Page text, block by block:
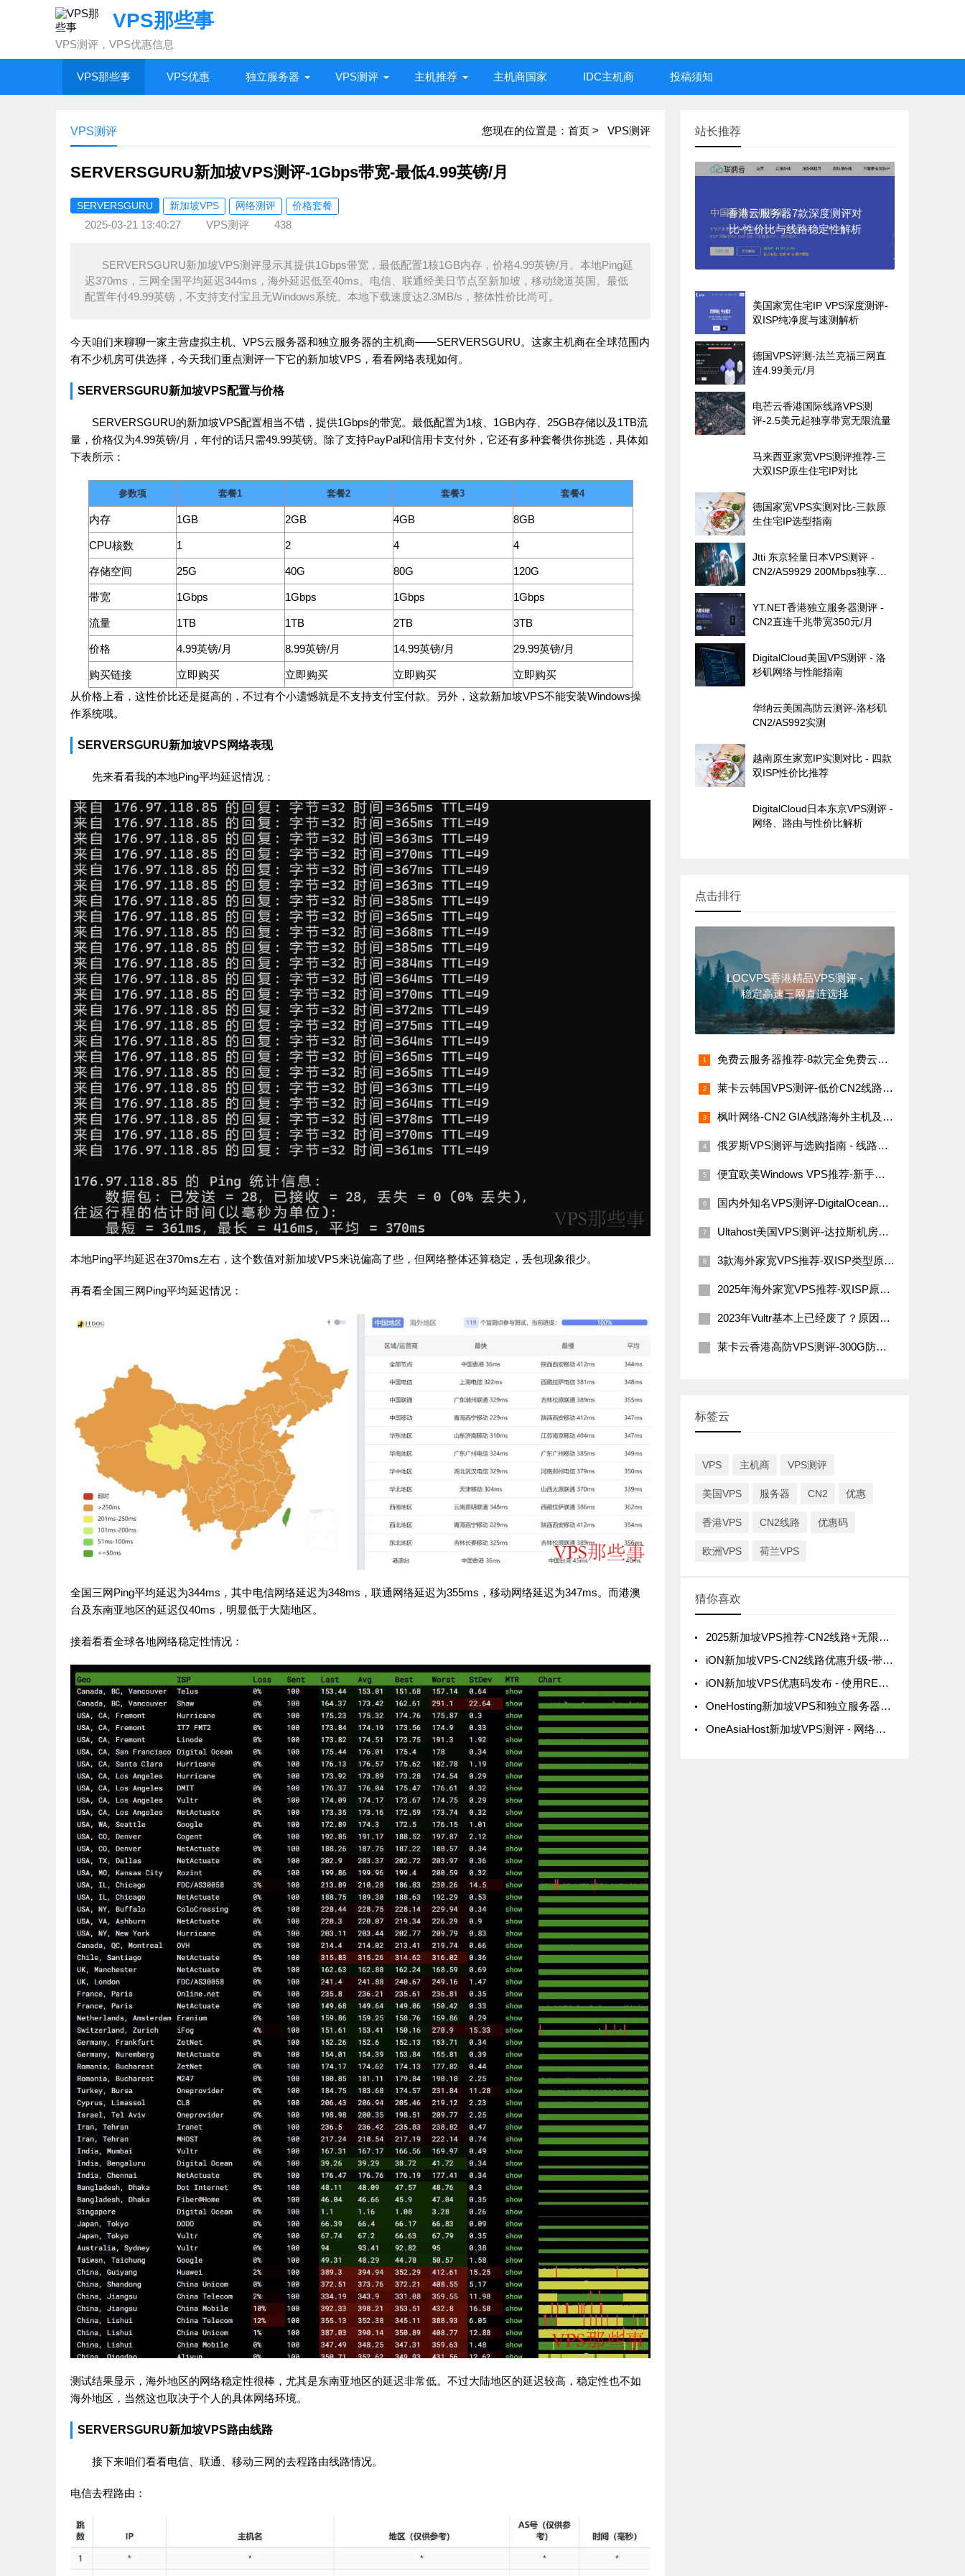
VPS那些事
VPS测评，VPS优惠信息
VPS那些事 VPS优惠 独立服务器 VPS测评 主机推荐 主机商国家 IDC主机商 投稿须知
您现在的位置是： 首页 > VPS测评
VPS测评
SERVERSGURU新加坡VPS测评-1Gbps带宽-最低4.99英镑/月
SERVERSGURU 新加坡VPS 网络测评 价格套餐
2025-03-21 13:40:27 VPS测评 438
SERVERSGURU新加坡VPS测评显示其提供1Gbps带宽，最低配置1核1GB内存，价格4.99英镑/月。本地Ping延
迟370ms，三网全国平均延迟344ms，海外延迟低至40ms。电信、联通经美日节点至新加坡，移动绕道英国。最低
配置年付49.99英镑，不支持支付宝且无Windows系统。本地下载速度达2.3MB/s，整体性价比尚可。
今天咱们来聊聊一家主营虚拟主机、VPS云服务器和独立服务器的主机商——SERVERSGURU。这家主机商在全球范围内
有不少机房可供选择，今天我们重点测评一下它的新加坡VPS，看看网络表现如何。
SERVERSGURU新加坡VPS配置与价格
SERVERSGURU的新加坡VPS配置相当不错，提供1Gbps的带宽。最低配置为1核、1GB内存、25GB存储以及1TB流
量，价格仅为4.99英镑/月，年付的话只需49.99英镑。除了支持PayPal和信用卡支付外，它还有多种套餐供你挑选，具体如
下表所示：
参数项 套餐1 套餐2 套餐3 套餐4
内存 1GB 2GB 4GB 8GB
CPU核数 1 2 4 4
存储空间 25G 40G 80G 120G
带宽 1Gbps 1Gbps 1Gbps 1Gbps
流量 1TB 1TB 2TB 3TB
价格 4.99英镑/月 8.99英镑/月 14.99英镑/月 29.99英镑/月
购买链接 立即购买 立即购买 立即购买
立即购买
从价格上看，这性价比还是挺高的，不过有个小遗憾就是不支持支付宝付款。另外，这款新加坡VPS不能安装Windows操
作系统哦。
SERVERSGURU新加坡VPS网络表现
先来看看我的本地Ping平均延迟情况：
本地Ping平均延迟在370ms左右，这个数值对新加坡VPS来说偏高了些，但网络整体还算稳定，丢包现象很少。
再看看全国三网Ping平均延迟情况：
全国三网Ping平均延迟为344ms，其中电信网络延迟为348ms，联通网络延迟为355ms，移动网络延迟为347ms。而港澳
台及东南亚地区的延迟仅40ms，明显低于大陆地区。
接着看看全球各地网络稳定性情况：
测试结果显示，海外地区的网络稳定性很棒，尤其是东南亚地区的延迟非常低。不过大陆地区的延迟较高，稳定性也不如
海外地区，当然这也取决于个人的具体网络环境。
SERVERSGURU新加坡VPS路由线路
接下来咱们看看电信、联通、移动三网的去程路由线路情况。
电信去程路由：
站长推荐
香港云服务器7款深度测评对
比-性价比与线路稳定性解析
美国家宽住宅IP VPS深度测评-
双ISP纯净度与速测解析
德国VPS评测-法兰克福三网直
连4.99美元/月
电芒云香港国际线路VPS测
评-2.5美元起独享带宽无限流量
马来西亚家宽VPS测评推荐-三
大双ISP原生住宅IP对比
德国家宽VPS实测对比-三款原
生住宅IP选型指南
Jtti 东京轻量日本VPS测评 -
CN2/AS9929 200Mbps独享带
YT.NET香港独立服务器测评 -
CN2直连千兆带宽350元/月
DigitalCloud美国VPS测评 - 洛
杉矶网络与性能指南
华纳云美国高防云测评-洛杉矶
CN2/AS992实测
越南原生家宽IP实测对比 - 四款
双ISP性价比推荐
DigitalCloud日本东京VPS测评 -
网络、路由与性价比解析
点击排行
LOCVPS香港精品VPS测评 -
稳定高速三网直连选择
免费云服务器推荐-8款完全免费云服务器汇总（支持海内外节点）
莱卡云韩国VPS测评-低价CN2线路，网络稳定速度快
枫叶网络-CN2 GIA线路海外主机及VPS评测
俄罗斯VPS测评与选购指南 - 线路稳定性与价格解析
便宜欧美Windows VPS推荐-新手必看指南
国内外知名VPS测评-DigitalOcean、Linode、Vultr与搬瓦工
Ultahost美国VPS测评-达拉斯机房网络性能与价格详解
3款海外家宽VPS推荐-双ISP类型原生IP
2025年海外家宽VPS推荐-双ISP原生住宅IP
2023年Vultr基本上已经废了？原因分析及解决办法
莱卡云香港高防VPS测评-300G防御200Mbps带宽
标签云
VPS 主机商 VPS测评
美国VPS 服务器 CN2 优惠
香港VPS CN2线路 优惠码
欧洲VPS 荷兰VPS
猜你喜欢
2025新加坡VPS推荐-CN2线路+无限流量+高性价比
iON新加坡VPS-CN2线路优惠升级-带宽流量增加无额外费用
iON新加坡VPS优惠码发布 - 使用REF926103Q享8折
OneHosting新加坡VPS和独立服务器测评 - 性能与价格分析
OneAsiaHost新加坡VPS测评 - 网络延迟与价格分析